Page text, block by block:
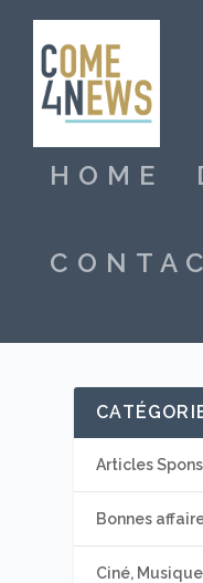
HOME
Articles
Bonnes
Ciné,